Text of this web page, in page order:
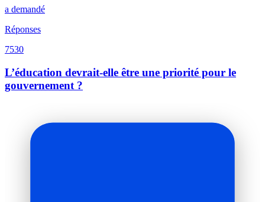
a demandé
Réponses
7530
L’éducation devrait-elle être une priorité pour le
gouvernement ?